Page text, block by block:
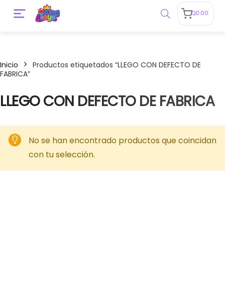
Q0.00
Inicio
Productos etiquetados “LLEGO CON DEFECTO DE
FABRICA”
LLEGO CON DEFECTO DE FABRICA
No se han encontrado productos que coincidan
con tu selección.